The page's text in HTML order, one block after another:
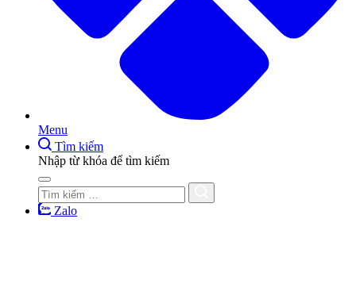
Menu
Tìm kiếm
Nhập từ khóa để tìm kiếm
Zalo